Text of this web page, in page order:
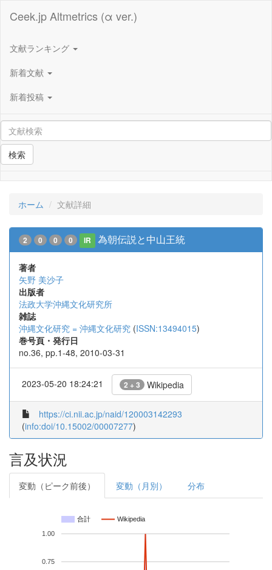
Ceek.jp Altmetrics (α ver.)
文献ランキング
新着文献
新着投稿
検索
ホーム 文献詳細
2 0 0 0 IR 為朝伝説と中山王統
著者
矢野 美沙子
出版者
法政大学沖縄文化研究所
雑誌
沖縄文化研究 = 沖縄文化研究 (ISSN:13494015)
巻号頁・発行日
no.36, pp.1-48, 2010-03-31
2023-05-20 18:24:21 2 + 3 Wikipedia
https://ci.nii.ac.jp/naid/120003142293
(info:doi/10.15002/00007277)
言及状況
変動（ピーク前後） 変動（月別） 分布
合計 Wikipedia
0.75
1.00